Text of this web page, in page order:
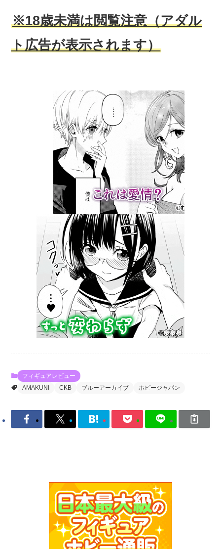
※18歳未満は閲覧注意（アダル
ト広告が表示されます）
フィギュアレビュー
AMAKUNI
CKB ブルーアーカイブ ホビージャパン